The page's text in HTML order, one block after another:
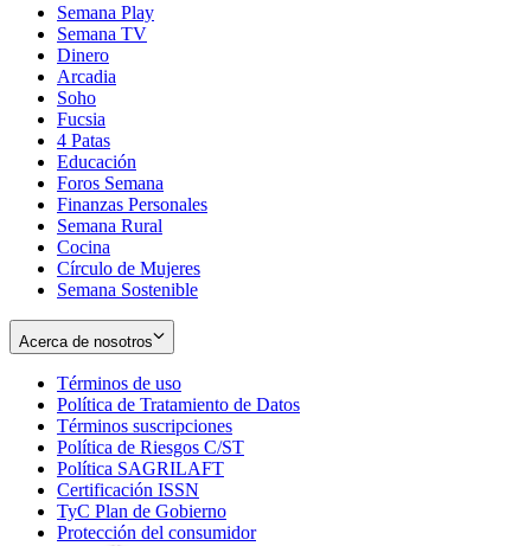
Semana Play
Semana TV
Dinero
Arcadia
Soho
in
new
window
Fucsia
in
new
window
4 Patas
Educación
Foros Semana
Finanzas Personales
Semana Rural
Cocina
Círculo de Mujeres
Semana Sostenible
Acerca de nosotros
Términos de uso
in
new
window
Política de Tratamiento de Datos
Términos suscripciones
in
Política de Riesgos C/ST
Política SAGRILAFT
new
window
Certificación ISSN
in
new
TyC Plan de Gobierno
in
Protección del consumidorOpens